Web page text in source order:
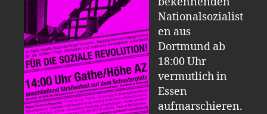
Nationalsozialist
en aus
Dortmund ab
18:00 Uhr
vermutlich in
Essen
aufmarschieren.